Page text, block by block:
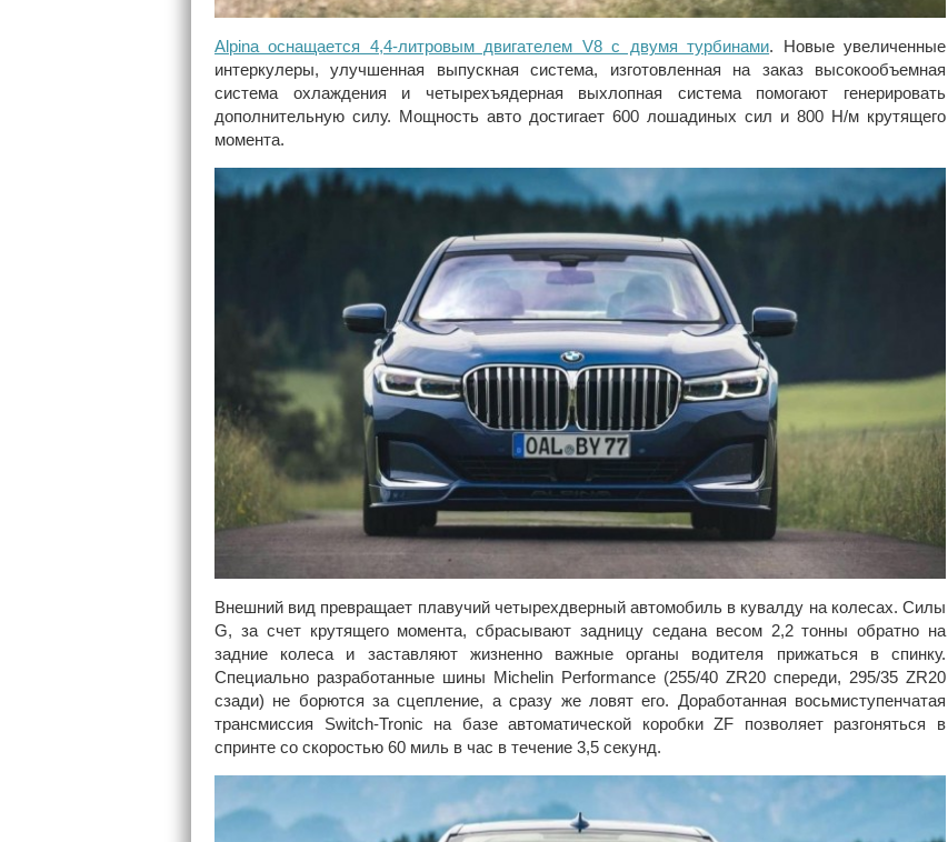
Alpina оснащается 4,4-литровым двигателем V8 с двумя турбинами. Новые увеличенные
интеркулеры, улучшенная выпускная система, изготовленная на заказ высокообъемная
система охлаждения и четырехъядерная выхлопная система помогают генерировать
дополнительную силу. Мощность авто достигает 600 лошадиных сил и 800 Н/м крутящего
момента.
Внешний вид превращает плавучий четырехдверный автомобиль в кувалду на колесах. Силы
G, за счет крутящего момента, сбрасывают задницу седана весом 2,2 тонны обратно на
задние колеса и заставляют жизненно важные органы водителя прижаться в спинку.
Специально разработанные шины Michelin Performance (255/40 ZR20 спереди, 295/35 ZR20
сзади) не борются за сцепление, а сразу же ловят его. Доработанная восьмиступенчатая
трансмиссия Switch-Tronic на базе автоматической коробки ZF позволяет разгоняться в
спринте со скоростью 60 миль в час в течение 3,5 секунд.